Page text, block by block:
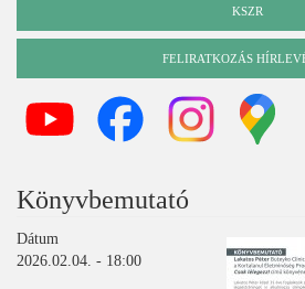
KSZR
FELIRATKOZÁS
Könyvbemutató
Dátum
2026.02.04. - 18:00